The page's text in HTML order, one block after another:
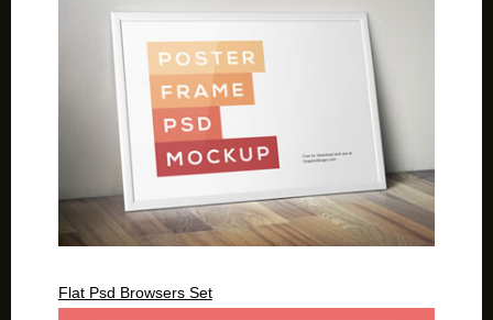
Flat Psd Browsers Set